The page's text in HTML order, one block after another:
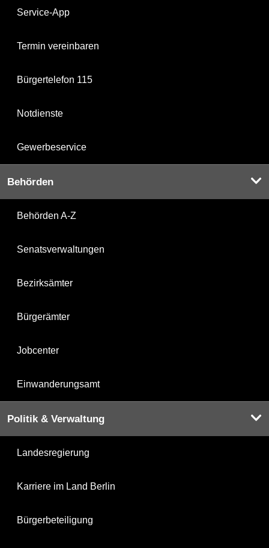
Service-App
Termin vereinbaren
Bürgertelefon 115
Notdienste
Gewerbeservice
Behörden
Behörden A-Z
Senatsverwaltungen
Bezirksämter
Bürgerämter
Jobcenter
Einwanderungsamt
Politik & Verwaltung
Landesregierung
Karriere im Land Berlin
Bürgerbeteiligung